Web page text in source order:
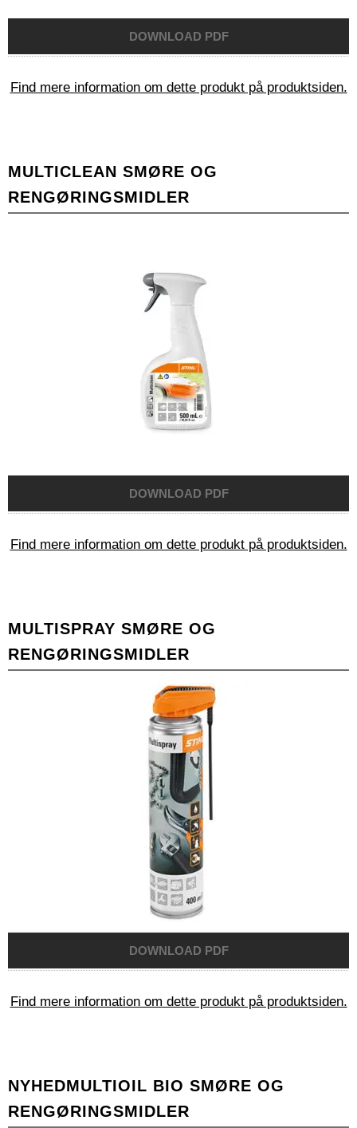
Find mere information om dette produkt på produktsiden.
MULTICLEAN SMØRE OG
RENGØRINGSMIDLER
Find mere information om dette produkt på produktsiden.
MULTISPRAY SMØRE OG
RENGØRINGSMIDLER
Find mere information om dette produkt på produktsiden.
NYHEDMULTIOIL BIO SMØRE OG
RENGØRINGSMIDLER